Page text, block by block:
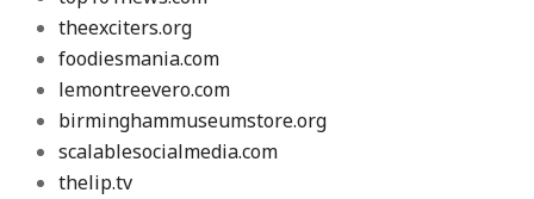
theexciters.org
foodiesmania.com
lemontreevero.com
birminghammuseumstore.org
scalablesocialmedia.com
thelip.tv